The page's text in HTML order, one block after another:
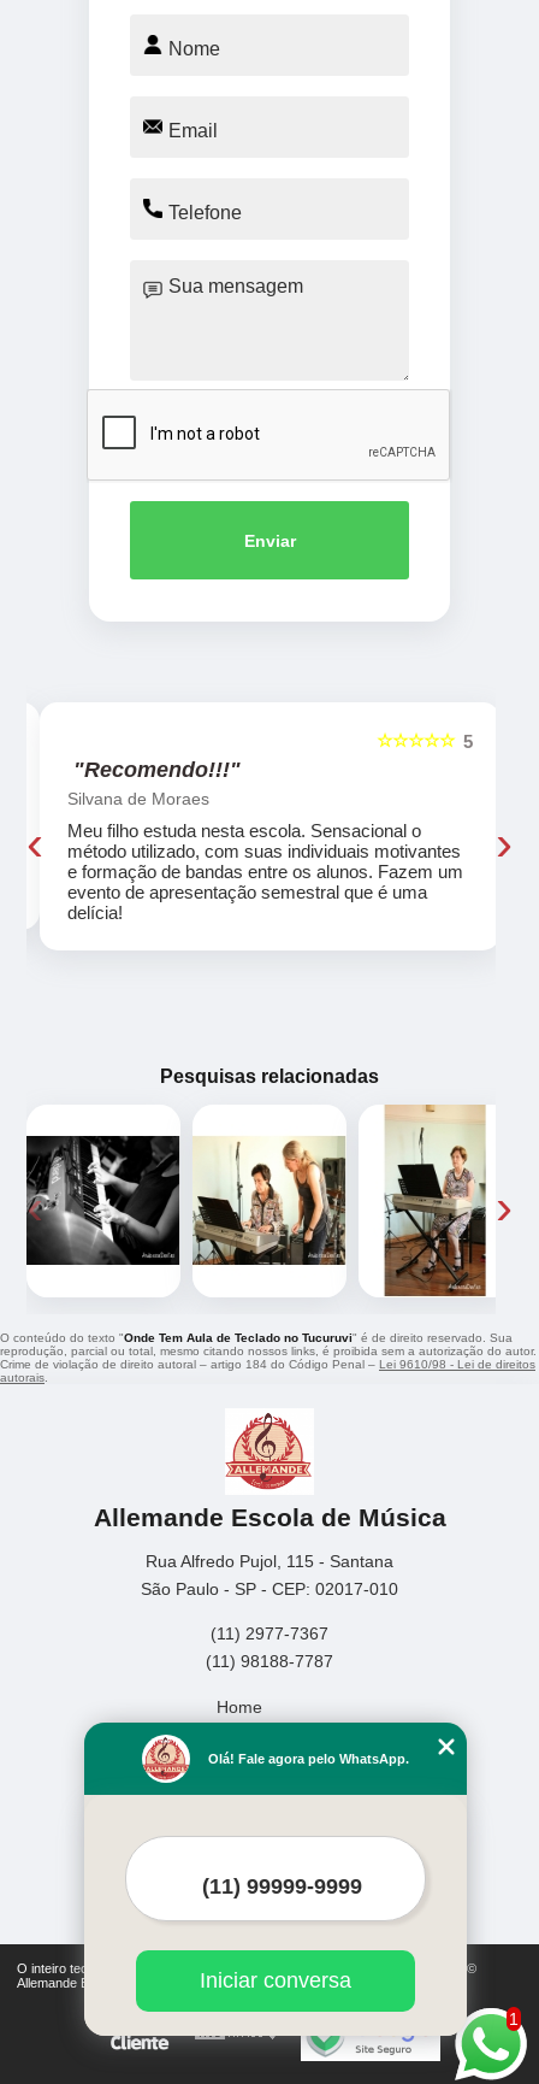
Enviar
5
☆☆☆☆☆
"Recomendo!!!"
Silvana de Moraes
Meu filho estuda nesta escola. Sensacional o
método utilizado, com suas individuais motivantes
e formação de bandas entre os alunos. Fazem um
evento de apresentação semestral que é uma
delícia!
‹ ›
Pesquisas relacionadas
‹ ›
O conteúdo do texto "Onde Tem Aula de Teclado no Tucuruvi" é de direito reservado. Sua
reprodução, parcial ou total, mesmo citando nossos links, é proibida sem a autorização do autor.
Crime de violação de direito autoral – artigo 184 do Código Penal – Lei 9610/98 - Lei de direitos
autorais
Allemande Escola de Música
Rua Alfredo Pujol, 115 - Santana
São Paulo - SP - CEP: 02017-010
(11) 2977-7367
(11) 98188-7787
Home
Missão
O inteiro teor deste site está sujeito à proteção de direitos autorais. Copyright©
Allemande Escola de Música (Lei 9610 de 19/02/1998)
1
Olá! Fale agora pelo WhatsApp.
Iniciar conversa